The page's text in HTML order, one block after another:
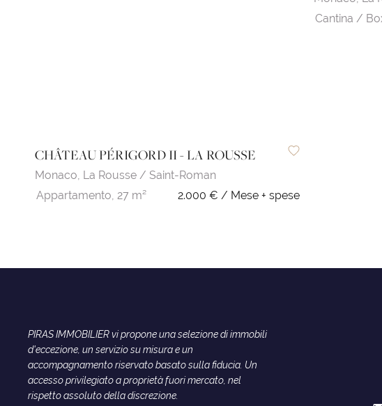
CHÂTEAU PÉRIGORD II - LA ROUSSE
Monaco, La Rousse / Saint-Roman
Appartamento, 27 m² 2.000 € / Mese + spese
Cantina /
PIRAS IMMOBILIER vi propone una selezione di immobili
d'eccezione, un servizio su misura e un
accompagnamento riservato basato sulla fiducia. Un
accesso privilegiato a proprietà fuori mercato, nel
rispetto assoluto della discrezione.